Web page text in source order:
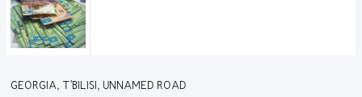
GEORGIA, T'BILISI, UNNAMED ROAD